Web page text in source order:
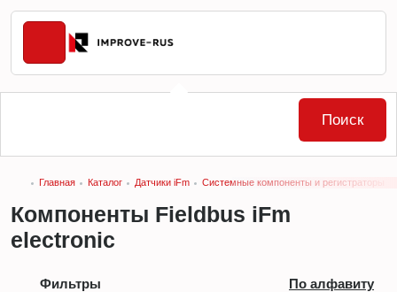
Главная Каталог Датчики iFm Системные компоненты и регистраторы
Компоненты Fieldbus iFm
electronic
Фильтры По алфавиту
Поиск